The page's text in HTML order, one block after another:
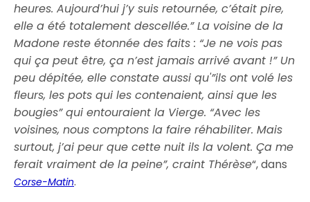
heures. Aujourd’hui j’y suis retournée, c’était pire,
elle a été totalement descellée.” La voisine de la
Madone reste étonnée des faits : “Je ne vois pas
qui ça peut être, ça n’est jamais arrivé avant !” Un
peu dépitée, elle constate aussi qu'”ils ont volé les
fleurs, les pots qui les contenaient, ainsi que les
bougies” qui entouraient la Vierge. “Avec les
voisines, nous comptons la faire réhabiliter. Mais
surtout, j’ai peur que cette nuit ils la volent. Ça me
ferait vraiment de la peine”, craint Thérèse“, dans
Corse-Matin.